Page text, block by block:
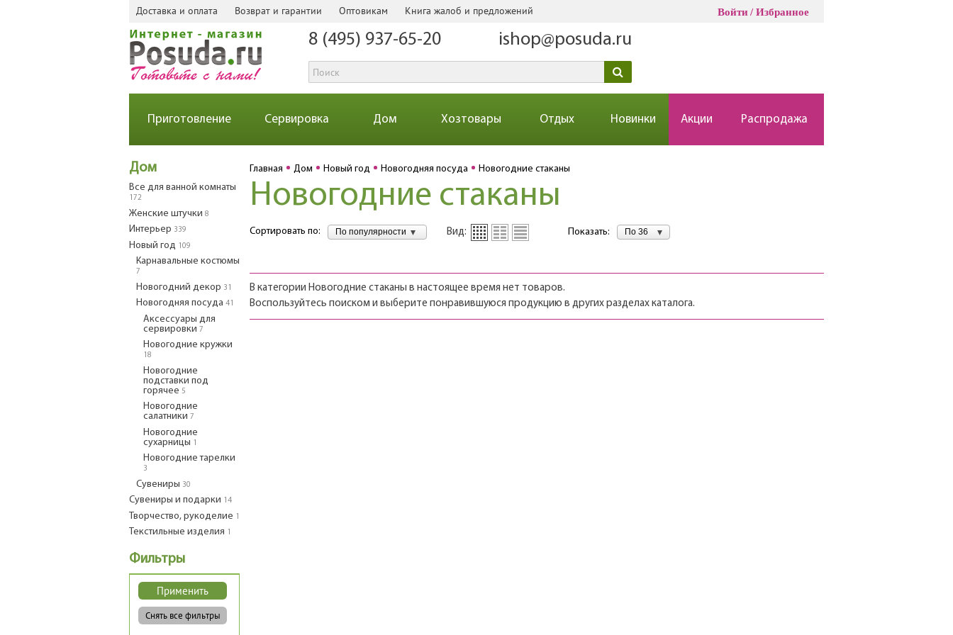
Доставка и оплата Возврат и гарантии Оптовикам Книга жалоб и предложений Войти Избранное
8 (495) 937-65-20 ishop@posuda.ru
Приготовление Сервировка Дом Хозтовары Отдых Новинки Акции Распродажа
Дом
Все для ванной комнаты
172
Женские штучки 8
Интерьер 339
Новый год 109
Карнавальные костюмы
7
Новогодний декор 31
Новогодняя посуда 41
Аксессуары для
сервировки 7
Новогодние кружки
18
Новогодние
подставки под
горячее 5
Новогодние
салатники 7
Новогодние
сухарницы 1
Новогодние тарелки
3
Сувениры 30
Сувениры и подарки 14
Творчество, рукоделие 1
Текстильные изделия 1
Фильтры
Главная Дом Новый год Новогодняя посуда Новогодние стаканы
Новогодние стаканы
Сортировать по: По популярности Вид: Показать: По 36
В категории Новогодние стаканы в настоящее время нет товаров.
Воспользуйтесь поиском и выберите понравившуюся продукцию в других разделах каталога.